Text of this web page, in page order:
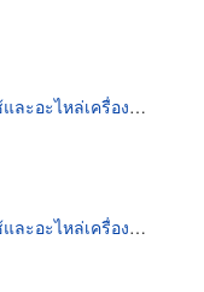
อะไหล่เครื่องยนต์
อะไหล่เครื่องยนต์